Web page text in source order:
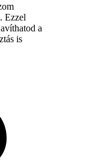
Ezzel
a
is